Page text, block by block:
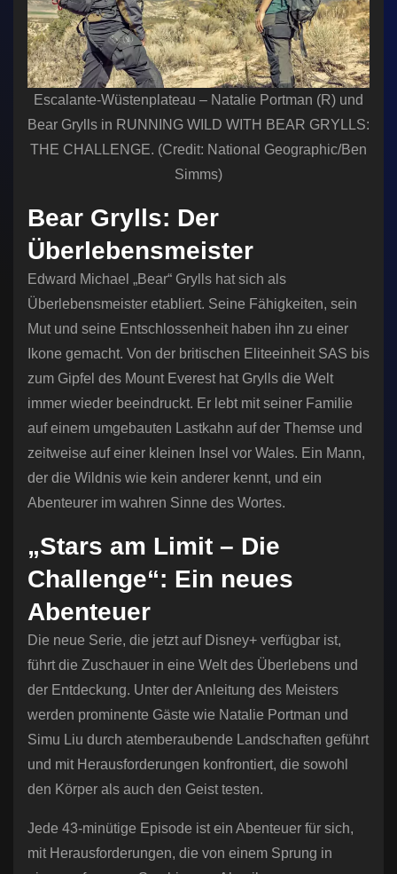
Escalante-Wüstenplateau – Natalie Portman (R) und
Bear Grylls in RUNNING WILD WITH BEAR GRYLLS:
THE CHALLENGE. (Credit: National Geographic/Ben
Simms)
Bear Grylls: Der
Überlebensmeister
Edward Michael „Bear“ Grylls hat sich als
Überlebensmeister etabliert. Seine Fähigkeiten, sein
Mut und seine Entschlossenheit haben ihn zu einer
Ikone gemacht. Von der britischen Eliteeinheit SAS bis
zum Gipfel des Mount Everest hat Grylls die Welt
immer wieder beeindruckt. Er lebt mit seiner Familie
auf einem umgebauten Lastkahn auf der Themse und
zeitweise auf einer kleinen Insel vor Wales. Ein Mann,
der die Wildnis wie kein anderer kennt, und ein
Abenteurer im wahren Sinne des Wortes.
„Stars am Limit – Die
Challenge“: Ein neues
Abenteuer
Die neue Serie, die jetzt auf Disney+ verfügbar ist,
führt die Zuschauer in eine Welt des Überlebens und
der Entdeckung. Unter der Anleitung des Meisters
werden prominente Gäste wie Natalie Portman und
Simu Liu durch atemberaubende Landschaften geführt
und mit Herausforderungen konfrontiert, die sowohl
den Körper als auch den Geist testen.
Jede 43-minütige Episode ist ein Abenteuer für sich,
mit Herausforderungen, die von einem Sprung in